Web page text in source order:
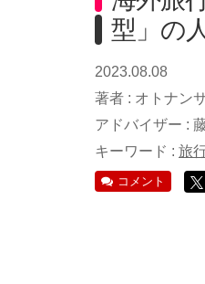
型」の
2023.08.08
著者 : オトナン
アドバイザー :
キーワード : 旅
コメント